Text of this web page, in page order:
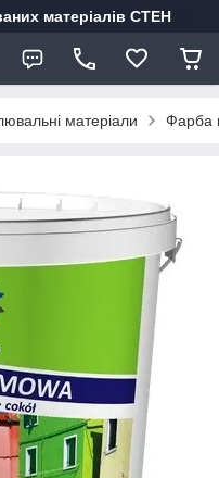
матеріалів СТЕН
матеріали Фарба